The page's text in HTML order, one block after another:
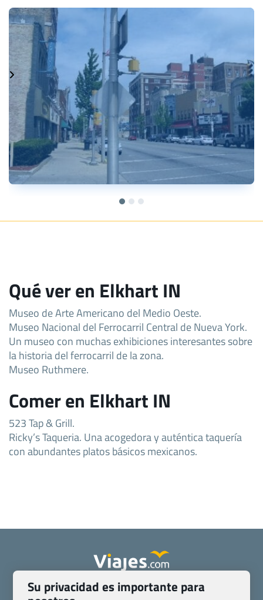
Qué ver en Elkhart IN
Museo de Arte Americano del Medio Oeste.
Museo Nacional del Ferrocarril Central de Nueva York.
Un museo con muchas exhibiciones interesantes sobre
la historia del ferrocarril de la zona.
Museo Ruthmere.
Comer en Elkhart IN
523 Tap & Grill.
Ricky’s Taqueria. Una acogedora y auténtica taquería
con abundantes platos básicos mexicanos.
Quienes somos
Contacto
Su privacidad es importante para